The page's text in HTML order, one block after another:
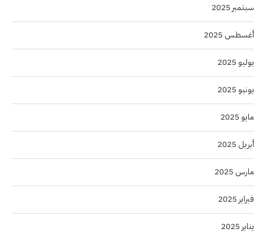
سبتمبر 2025
أغسطس 2025
يوليو 2025
يونيو 2025
مايو 2025
أبريل 2025
مارس 2025
فبراير 2025
يناير 2025